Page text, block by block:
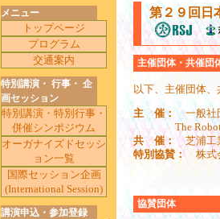
メニュー
トップページ
プログラム
交通案内
特別講演・ 行事・ 企
画セッション
特別講演・特別行事・
併催シンポジウム
オーガナイズドセッシ
ョン一覧
国際セッション企画
(International Session)
講演申込・参加登録
第２９回日
主催団体・共催団
以下、主催団体
主 催：一般社
The Robotics
共 催：芝浦工
特別協賛：
株式
協賛団体